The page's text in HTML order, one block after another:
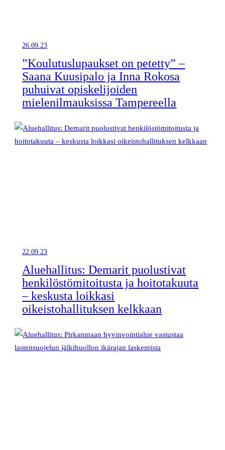
26.09.23
”Koulutuslupaukset on petetty” –
Saana Kuusipalo ja Inna Rokosa
puhuivat opiskelijoiden
mielenilmauksissa Tampereella
22.09.23
Aluehallitus: Demarit puolustivat
henkilöstömitoitusta ja hoitotakuuta
– keskusta loikkasi
oikeistohallituksen kelkkaan